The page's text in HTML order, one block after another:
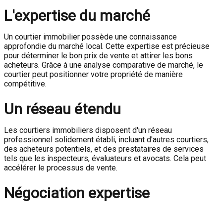
L'expertise du marché
Un courtier immobilier possède une connaissance
approfondie du marché local. Cette expertise est précieuse
pour déterminer le bon prix de vente et attirer les bons
acheteurs. Grâce à une analyse comparative de marché, le
courtier peut positionner votre propriété de manière
compétitive.
Un réseau étendu
Les courtiers immobiliers disposent d'un réseau
professionnel solidement établi, incluant d'autres courtiers,
des acheteurs potentiels, et des prestataires de services
tels que les inspecteurs, évaluateurs et avocats. Cela peut
accélérer le processus de vente.
Négociation expertise